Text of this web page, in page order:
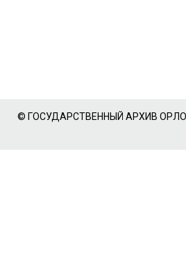
© ГОСУДАРСТВЕННЫЙ АРХИВ